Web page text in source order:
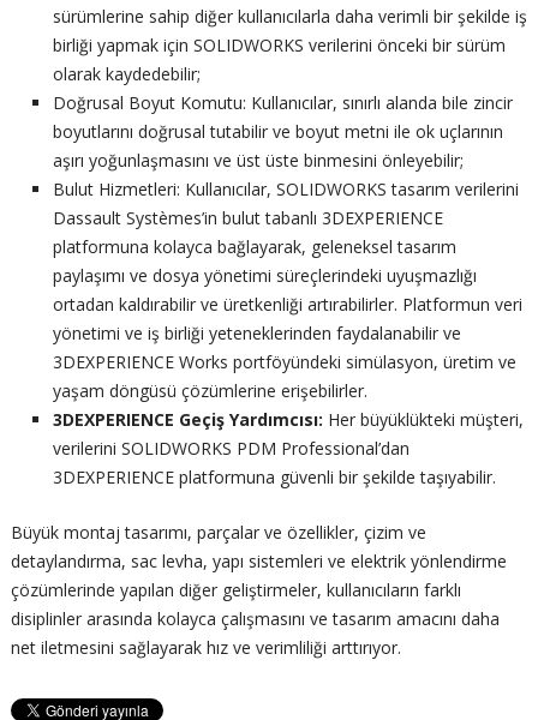
sürümlerine sahip diğer kullanıcılarla daha verimli bir şekilde iş
birliği yapmak için SOLIDWORKS verilerini önceki bir sürüm
olarak kaydedebilir;
Doğrusal Boyut Komutu: Kullanıcılar, sınırlı alanda bile zincir
boyutlarını doğrusal tutabilir ve boyut metni ile ok uçlarının
aşırı yoğunlaşmasını ve üst üste binmesini önleyebilir;
Bulut Hizmetleri: Kullanıcılar, SOLIDWORKS tasarım verilerini
Dassault Systèmes’in bulut tabanlı 3DEXPERIENCE
platformuna kolayca bağlayarak, geleneksel tasarım
paylaşımı ve dosya yönetimi süreçlerindeki uyuşmazlığı
ortadan kaldırabilir ve üretkenliği artırabilirler. Platformun veri
yönetimi ve iş birliği yeteneklerinden faydalanabilir ve
3DEXPERIENCE Works portföyündeki simülasyon, üretim ve
yaşam döngüsü çözümlerine erişebilirler.
3DEXPERIENCE Geçiş Yardımcısı: Her büyüklükteki müşteri,
verilerini SOLIDWORKS PDM Professional’dan
3DEXPERIENCE platformuna güvenli bir şekilde taşıyabilir.
Büyük montaj tasarımı, parçalar ve özellikler, çizim ve
detaylandırma, sac levha, yapı sistemleri ve elektrik yönlendirme
çözümlerinde yapılan diğer geliştirmeler, kullanıcıların farklı
disiplinler arasında kolayca çalışmasını ve tasarım amacını daha
net iletmesini sağlayarak hız ve verimliliği arttırıyor.